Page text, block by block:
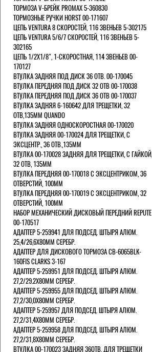
ТОРМОЗА V-БРЕЙК PROMAX 5-360830
ТОРМОЗНЫЕ РУЧКИ HORST 00-171607
ЦЕПЬ VENTURA 8 СКОРОСТЕЙ, 116 ЗВЕНЬЕВ 5-302175
ЦЕПЬ VENTURA 5/6/7 СКОРОСТЕЙ, 116 ЗВЕНЬЕВ 5-
302165
ЦЕПЬ 1/2Х1/8", 1-СКОРОСТНАЯ, 114 ЗВЕНЬЕВ 00-
170127
ВТУЛКА ЗАДНЯЯ ПОД ДИСК 36 ОТВ. 00-170045
ВТУЛКА ПЕРЕДНЯЯ ПОД ДИСК 32 ОТВ 00-170038
ВТУЛКА ПЕРЕДНЯЯ ПОД ДИСК 36 ОТВ 00-170037
ВТУЛКА ЗАДНЯЯ 6-160642 ДЛЯ ТРЕЩЕТКИ, 32
ОТВ,135ММ QUANDO
ВТУЛКА ЗАДНЯЯ ОДНОСКОРОСТНАЯ 00-170020
ВТУЛКА ЗАДНЯЯ 00-170024 ДЛЯ ТРЕЩЕТКИ, С
ЭКСЦЕНТР., 36 ОТВ.,135ММ
ВТУЛКА 00-170028 ЗАДНЯЯ ДЛЯ ТРЕЩЕТКИ, С ГАЙКОЙ,
32 ОТВ, 135ММ
ВТУЛКА ПЕРЕДНЯЯ 00-170018 С ЭКСЦЕНТРИКОМ, 36
ОТВЕРСТИЙ, 100ММ
ВТУЛКА ПЕРЕДНЯЯ 00-170019 С ЭКСЦЕНТРИКОМ, 32
ОТВЕРСТИЙ, 100ММ
НАБОР МЕХАНИЧЕСКИЙ ДИСКОВЫЙ ПЕРЕДНИЙ REPUTE
00-170517
АДАПТЕР 5-259941 ДЛЯ ПОДСЕД. ШТЫРЯ АЛЮМ.
25,4/26,6Х80ММ СЕРЕБР.
АДАПТЕР ДЛЯ ДИСКОВОГО ТОРМОЗА CB-6065BLK-
160FIS CLARKS 3-167
АДАПТЕР 5-259951 ДЛЯ ПОДСЕД. ШТЫРЯ АЛЮМ.
27,2/29.2Х80ММ СЕРЕБР.
АДАПТЕР 5-259955 ДЛЯ ПОДСЕД. ШТЫРЯ АЛЮМ.
27,2/30,0Х80ММ СЕРЕБР.
АДАПТЕР 5-259957 ДЛЯ ПОДСЕД. ШТЫРЯ АЛЮМ.
27,2/31,4Х80ММ СЕРЕБР.
АДАПТЕР 5-259958 ДЛЯ ПОДСЕД. ШТЫРЯ АЛЮМ.
27,2/31,8Х80ММ СЕРЕБР.
ВТУЛКА 00-170023 ЗАДНЯЯ 36ОТВ. ДЛЯ ТРЕЩЕТКИ